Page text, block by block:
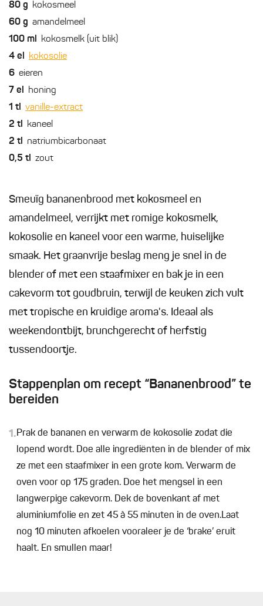
80 g kokosmeel
60 g amandelmeel
100 ml kokosmelk (uit blik)
4 el kokosolie
6 eieren
7 el honing
1 tl vanille-extract
2 tl kaneel
2 tl natriumbicarbonaat
0,5 tl zout
Smeuïg bananenbrood met kokosmeel en
amandelmeel, verrijkt met romige kokosmelk,
kokosolie en kaneel voor een warme, huiselijke
smaak. Het graanvrije beslag meng je snel in de
blender of met een staafmixer en bak je in een
cakevorm tot goudbruin, terwijl de keuken zich vult
met tropische en kruidige aroma's. Ideaal als
weekendontbijt, brunchgerecht of herfstig
tussendoortje.
Stappenplan om recept “Bananenbrood” te
bereiden
1.Prak de bananen en verwarm de kokosolie zodat die
lopend wordt. Doe alle ingrediënten in de blender of mix
ze met een staafmixer in een grote kom. Verwarm de
oven voor op 175 graden. Doe het mengsel in een
langwerpige cakevorm. Dek de bovenkant af met
aluminiumfolie en zet 45 à 55 minuten in de oven.Laat
nog 10 minuten afkoelen vooraleer je de ‘brake’ eruit
haalt. En smullen maar!